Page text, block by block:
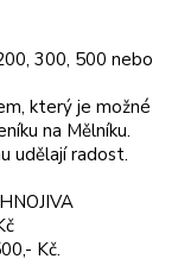
Dostupnost
Varianta
300, 500 nebo
který je možné
na Mělníku.
udělají radost.
Kč.